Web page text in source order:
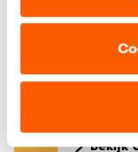
Marketing
relevante
advertenties
Bekijk